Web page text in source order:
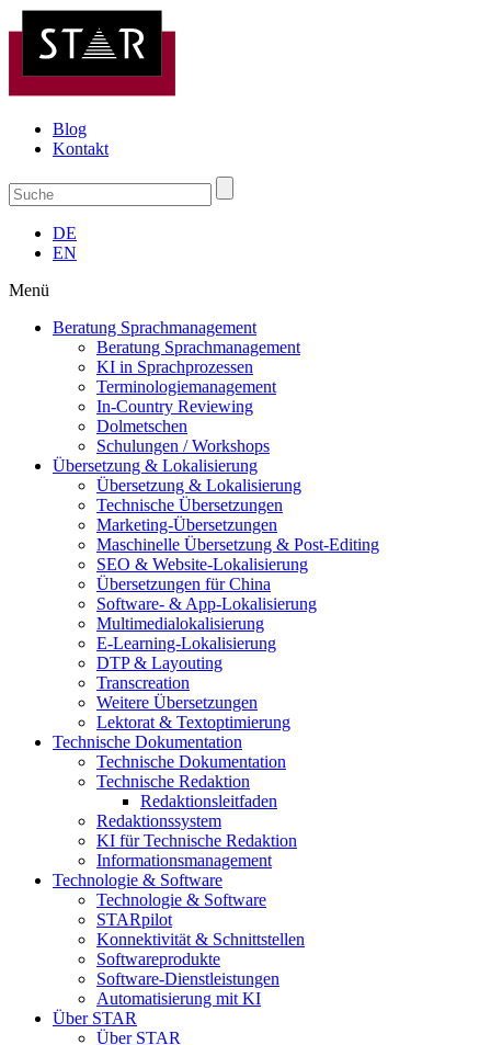
Blog
Kontakt
DE
EN
Menü
Beratung Sprachmanagement
Beratung Sprachmanagement
KI in Sprachprozessen
Terminologiemanagement
In-Country Reviewing
Dolmetschen
Schulungen / Workshops
Übersetzung & Lokalisierung
Übersetzung & Lokalisierung
Technische Übersetzungen
Marketing-Übersetzungen
Maschinelle Übersetzung & Post-Editing
SEO & Website-Lokalisierung
Übersetzungen für China
Software- & App-Lokalisierung
Multimedialokalisierung
E-Learning-Lokalisierung
DTP & Layouting
Transcreation
Weitere Übersetzungen
Lektorat & Textoptimierung
Technische Dokumentation
Technische Dokumentation
Technische Redaktion
Redaktionsleitfaden
Redaktionssystem
KI für Technische Redaktion
Informationsmanagement
Technologie & Software
Technologie & Software
STARpilot
Konnektivität & Schnittstellen
Softwareprodukte
Software-Dienstleistungen
Automatisierung mit KI
Über STAR
Über STAR